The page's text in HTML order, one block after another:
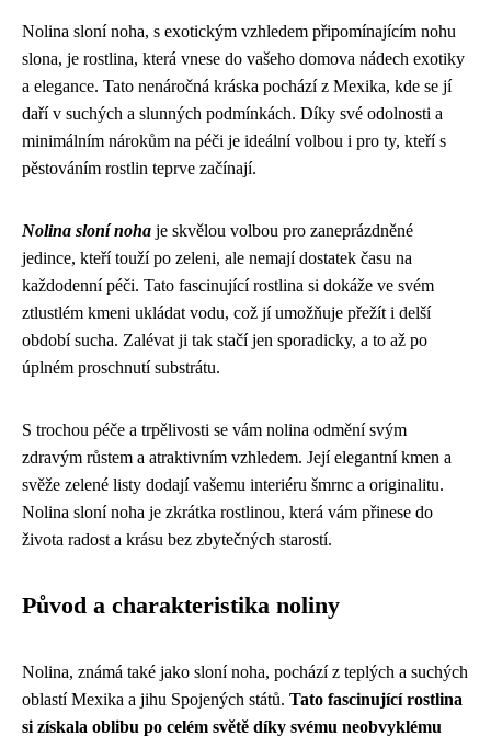
Nolina sloní noha, s exotickým vzhledem připomínajícím nohu
slona, je rostlina, která vnese do vašeho domova nádech exotiky
a elegance. Tato nenáročná kráska pochází z Mexika, kde se jí
daří v suchých a slunných podmínkách. Díky své odolnosti a
minimálním nárokům na péči je ideální volbou i pro ty, kteří s
pěstováním rostlin teprve začínají.
Nolina sloní noha je skvělou volbou pro zaneprázdněné
jedince, kteří touží po zeleni, ale nemají dostatek času na
každodenní péči. Tato fascinující rostlina si dokáže ve svém
ztlustlém kmeni ukládat vodu, což jí umožňuje přežít i delší
období sucha. Zalévat ji tak stačí jen sporadicky, a to až po
úplném proschnutí substrátu.
S trochou péče a trpělivosti se vám nolina odmění svým
zdravým růstem a atraktivním vzhledem. Její elegantní kmen a
svěže zelené listy dodají vašemu interiéru šmrnc a originalitu.
Nolina sloní noha je zkrátka rostlinou, která vám přinese do
života radost a krásu bez zbytečných starostí.
Původ a charakteristika noliny
Nolina, známá také jako sloní noha, pochází z teplých a suchých
oblastí Mexika a jihu Spojených států. Tato fascinující rostlina
si získala oblibu po celém světě díky svému neobvyklému